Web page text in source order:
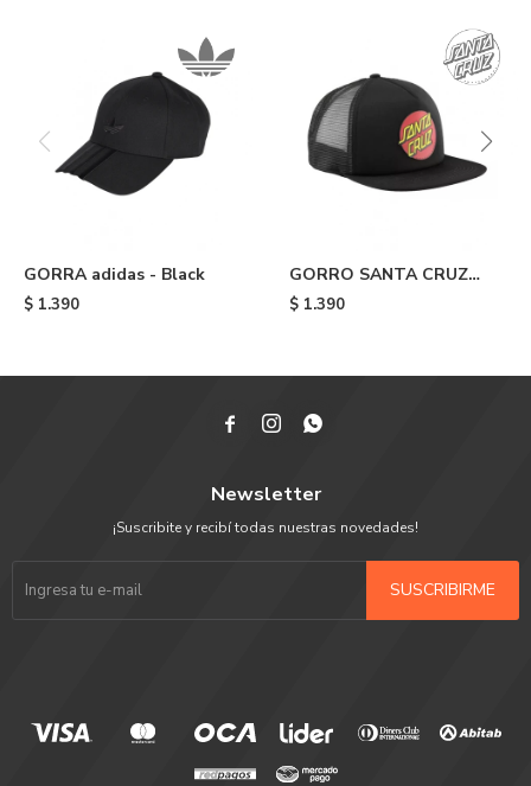
GORRA adidas - Black
$ 1.390
GORRO SANTA CRUZ
CLASSIC - Black
$ 1.390
  
Newsletter
¡Suscribite y recibí todas nuestras novedades!
SUSCRIBIRME